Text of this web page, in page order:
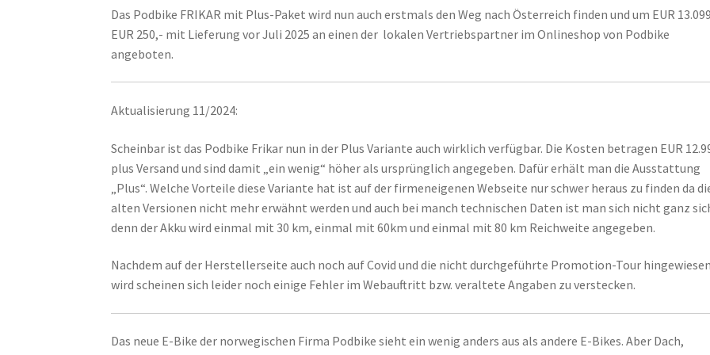
Das Podbike FRIKAR mit Plus-Paket wird nun auch erstmals den Weg nach Österreich finden und um EUR
EUR 250,- mit Lieferung vor Juli 2025 an einen der lokalen Vertriebspartner im Onlineshop von Podbike
angeboten.
Aktualisierung 11/2024:
Scheinbar ist das Podbike Frikar nun in der Plus Variante auch wirklich verfügbar. Die Kosten betragen EUR
plus Versand und sind damit „ein wenig“ höher als ursprünglich angegeben. Dafür erhält man die Ausstattung
„Plus“. Welche Vorteile diese Variante hat ist auf der firmeneigenen Webseite nur schwer heraus zu finden da
alten Versionen nicht mehr erwähnt werden und auch bei manch technischen Daten ist man sich nicht ganz
denn der Akku wird einmal mit 30 km, einmal mit 60km und einmal mit 80 km Reichweite angegeben.
Nachdem auf der Herstellerseite auch noch auf Covid und die nicht durchgeführte Promotion-Tour hingewiesen
wird scheinen sich leider noch einige Fehler im Webauftritt bzw. veraltete Angaben zu verstecken.
Das neue E-Bike der norwegischen Firma Podbike sieht ein wenig anders aus als andere E-Bikes. Aber Dach,